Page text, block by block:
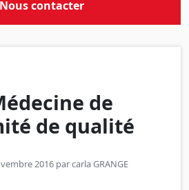
de
de qualité
2016 parcarla GRANGE
contacter